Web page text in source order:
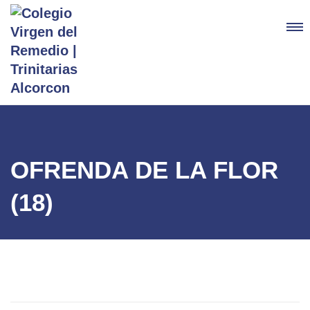
OFRENDA DE LA FLOR
(18)